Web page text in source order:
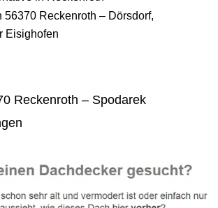
56370 Reckenroth – Dörsdorf,
Eisighofen
Reckenroth – Spodarek